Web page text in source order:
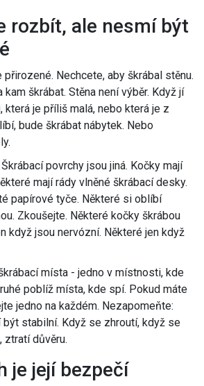
rozbít, ale nesmí být
přirozené. Nechcete, aby škrábal stěnu.
škrábat. Stěna není výběr. Když jí
která je příliš malá, nebo která je z
bude škrábat nábytek. Nebo
povrchy jsou jiná. Kočky mají
mají rády vlněné škrábací desky.
papírové tyče. Některé si oblíbí
Zkoušejte. Některé kočky škrábou
když jsou nervózní. Některé jen když
místa - jedno v místnosti, kde
poblíž místa, kde spí. Pokud máte
jedno na každém. Nezapomeňte:
stabilní. Když se zhroutí, když se
ztratí důvěru.
je její bezpečí